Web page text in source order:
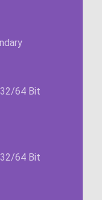
64 Bit
64 Bit